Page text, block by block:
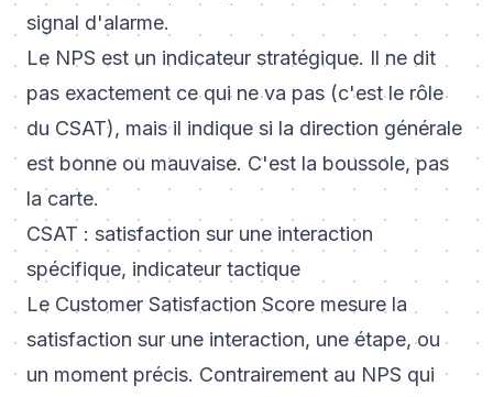
signal d'alarme.
Le NPS est un indicateur stratégique. Il ne dit
pas exactement ce qui ne va pas (c'est le rôle
du CSAT), mais il indique si la direction générale
est bonne ou mauvaise. C'est la boussole, pas
la carte.
CSAT : satisfaction sur une interaction
spécifique, indicateur tactique
Le Customer Satisfaction Score mesure la
satisfaction sur une interaction, une étape, ou
un moment précis. Contrairement au NPS qui